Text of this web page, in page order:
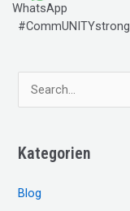
WhatsApp
#CommUNITYstrong
u
h
n
Kategorien
Blog